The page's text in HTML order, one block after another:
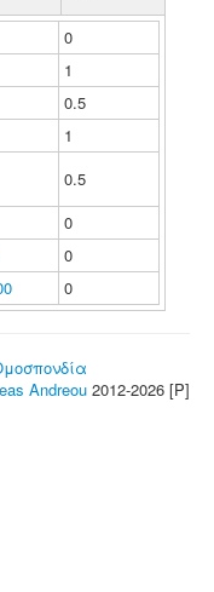
0
1
0.5
1
0.5
0
0
0
Andreou 2012-2026 [P]